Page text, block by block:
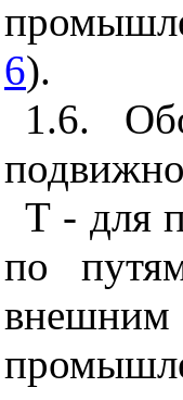
6).
1.6.
Т - для
по